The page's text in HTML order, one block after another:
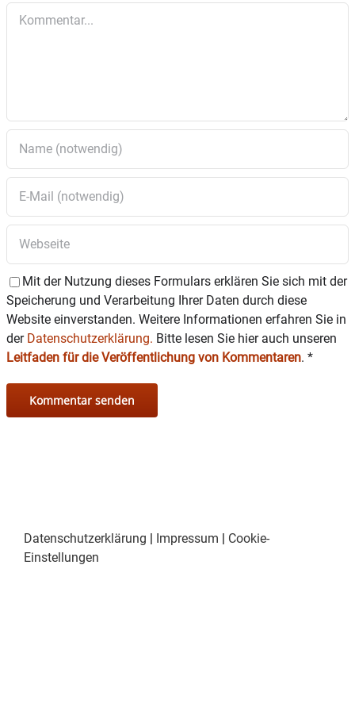
Es gibt auch viele Tomatenpflanzen verschiedenster
büchertisch zum Tauschen das Angebot ab.
Die Landfrauen verwöhnen die Besucher mit Kaffee und
Kuchen.
Mit der Nutzung dieses Formulars erklären Sie sich mit der
Speicherung und Verarbeitung Ihrer Daten durch diese
Website einverstanden. Weitere Informationen erfahren Sie in
der Datenschutzerklärung. Bitte lesen Sie hier auch unseren
Leitfaden für die Veröffentlichung von Kommentaren. *
Datenschutzerklärung | Impressum | Cookie-
Einstellungen